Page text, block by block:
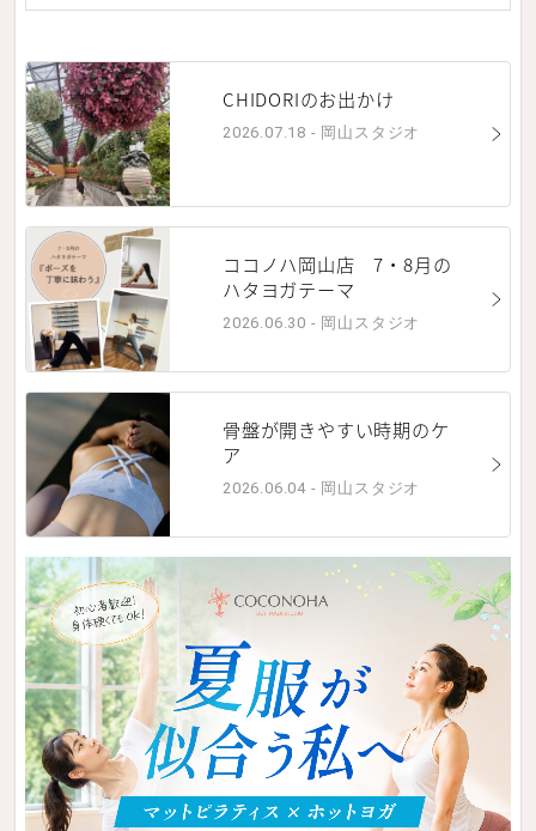
CHIDORIのお出かけ
2026.07.18 - 岡山スタジオ
ココノハ岡山店 7・8月の
ハタヨガテーマ
2026.06.30 - 岡山スタジオ
骨盤が開きやすい時期のケ
ア
2026.06.04 - 岡山スタジオ